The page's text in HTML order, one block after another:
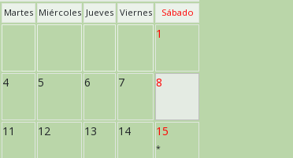
Martes Miércoles Jueves Viernes Sábado
1
4 5 6 7 8
11 12 13 14 15
*